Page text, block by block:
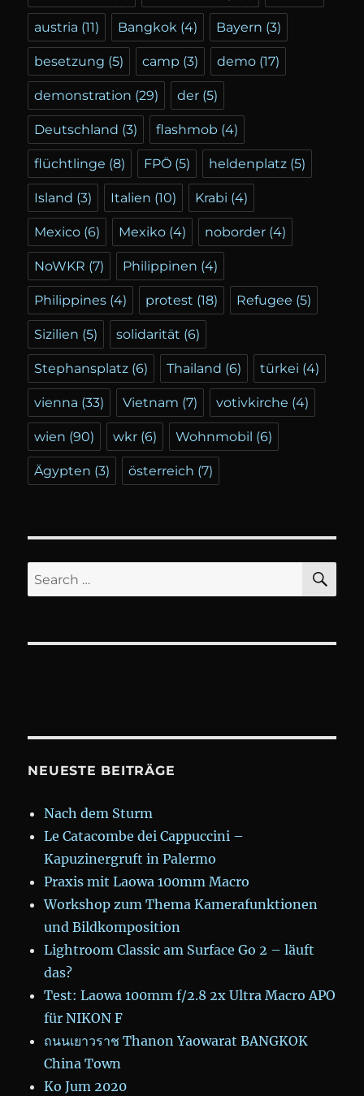
austria (11) Bangkok (4) Bayern (3)
besetzung (5) camp (3) demo (17)
demonstration (29) der (5)
Deutschland (3) flashmob (4)
flüchtlinge (8) FPÖ (5) heldenplatz (5)
Island (3) Italien (10) Krabi (4)
Mexico (6) Mexiko (4) noborder (4)
NoWKR (7) Philippinen (4)
Philippines (4) protest (18) Refugee (5)
Sizilien (5) solidarität (6)
Stephansplatz (6) Thailand (6) türkei (4)
vienna (33) Vietnam (7) votivkirche (4)
wien (90) wkr (6) Wohnmobil (6)
Ägypten (3) österreich (7)
Search
for:
NEUESTE BEITRÄGE
Nach dem Sturm
Le Catacombe dei Cappuccini –
Kapuzinergruft in Palermo
Praxis mit Laowa 100mm Macro
Workshop zum Thema Kamerafunktionen
und Bildkomposition
Lightroom Classic am Surface Go 2 – läuft
das?
Test: Laowa 100mm f/2.8 2x Ultra Macro APO
für NIKON F
ถนนเยาวราช Thanon Yaowarat BANGKOK
China Town
Ko Jum 2020